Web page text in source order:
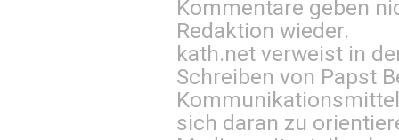
Kommentare geben
Redaktion wieder.
kath.net verweist in
Schreiben von Papst
sich daran zu